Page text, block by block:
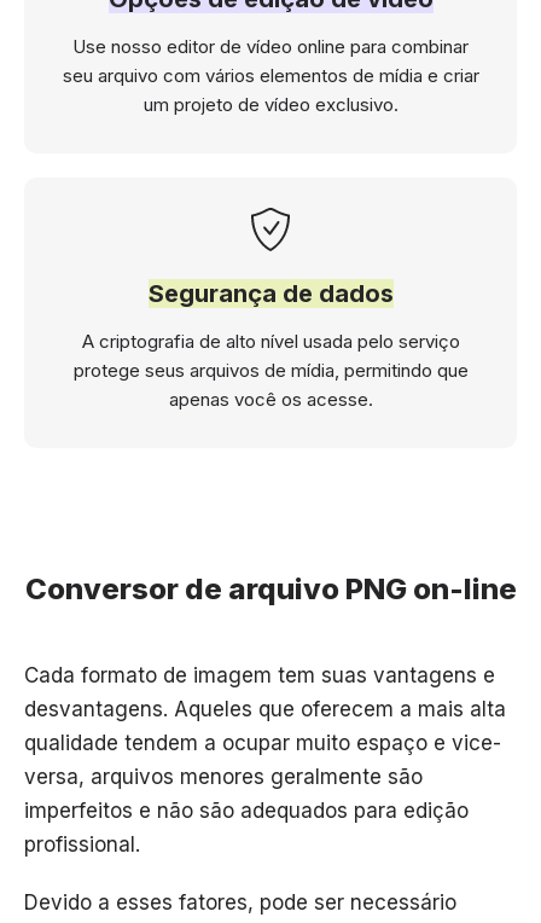
Use nosso editor de vídeo online para combinar
seu arquivo com vários elementos de mídia e criar
um projeto de vídeo exclusivo.
Segurança de dados
A criptografia de alto nível usada pelo serviço
protege seus arquivos de mídia, permitindo que
apenas você os acesse.
Conversor de arquivo PNG on-line
Cada formato de imagem tem suas vantagens e
desvantagens. Aqueles que oferecem a mais alta
qualidade tendem a ocupar muito espaço e vice-
versa, arquivos menores geralmente são
imperfeitos e não são adequados para edição
profissional.
Devido a esses fatores, pode ser necessário